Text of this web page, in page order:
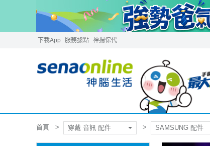
下載App 服務據點 神揚保代
首頁 穿戴 音訊 配件 SAMSUNG 配件